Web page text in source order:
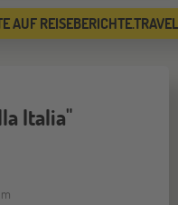
AUF
Italia"